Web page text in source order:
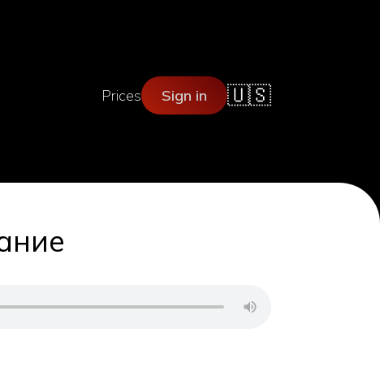
Prices Sign in 🇺🇸